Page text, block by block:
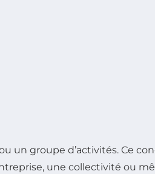
un groupe d’activités. Ce
une collectivité ou